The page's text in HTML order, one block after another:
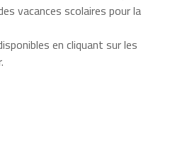
vacances scolaires pour la
en cliquant sur les